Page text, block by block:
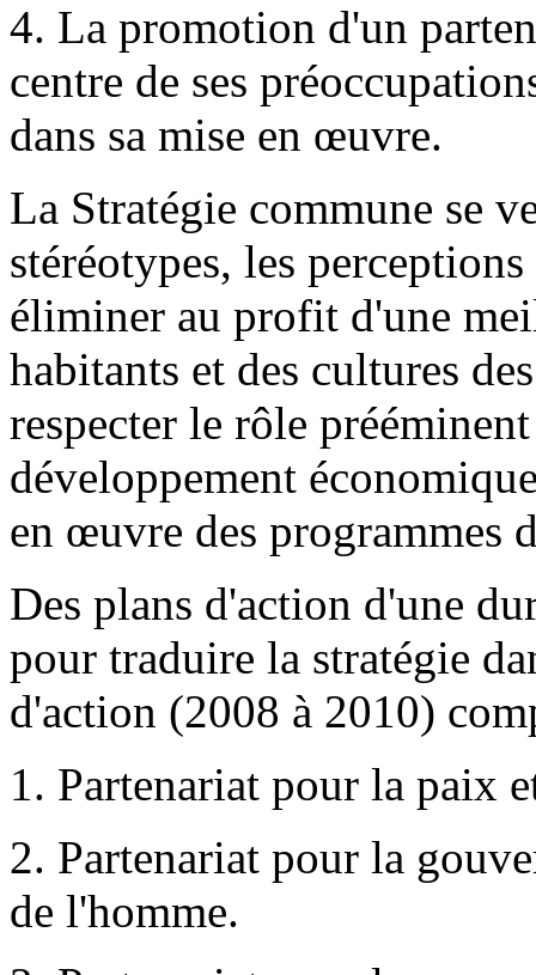
4. La promotion d'un
centre de ses
dans sa mise en œuvre.
La Stratégie commune se
stéréotypes, les
éliminer au profit d'une
habitants et des cultures
respecter le rôle
développement
en œuvre des programmes
Des plans d'action d'une
pour traduire la stratégie
d'action (2008 à 2010)
1. Partenariat pour la paix
2. Partenariat pour la
de l'homme.